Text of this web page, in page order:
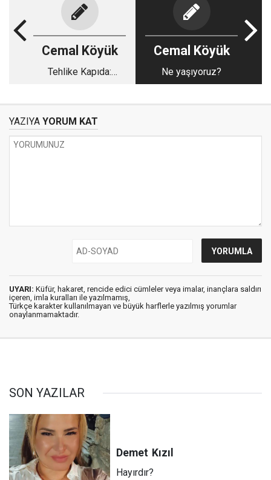
Cemal Köyük
Tehlike Kapıda:
Cemal Köyük
Ne yaşıyoruz?
YAZIYA YORUM KAT
UYARI: Küfür, hakaret, rencide edici cümleler veya imalar, inançlara saldırı
içeren, imla kuralları ile yazılmamış,
Türkçe karakter kullanılmayan ve büyük harflerle yazılmış yorumlar
onaylanmamaktadır.
SON YAZILAR
Demet Kızıl
Hayırdır?